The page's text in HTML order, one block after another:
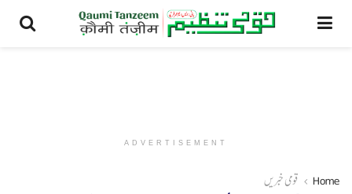
ADVERTISEMENT
Home قومی خبریں